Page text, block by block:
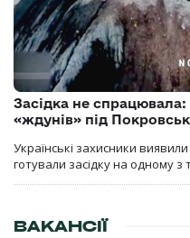
Засідка не
«ждунів» під
Українські захисники
готували засідку на одному з
ВАКАНСІЇ